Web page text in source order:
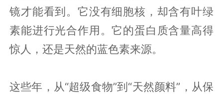
镜才能看到。它没有细胞核，却含有叶绿
素能进行光合作用。它的蛋白质含量高得
惊人，还是天然的蓝色素来源。
这些年，从“超级食物”到“天然颜料”，从保